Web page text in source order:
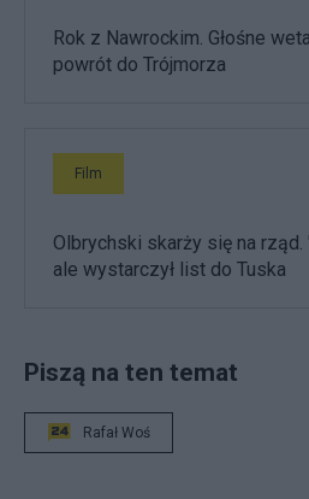
Rok z Nawrockim. Głośne
powrót do Trójmorza
Film
Olbrychski skarży się na rząd.
ale wystarczył list do Tuska
Piszą na ten temat
Rafał Woś